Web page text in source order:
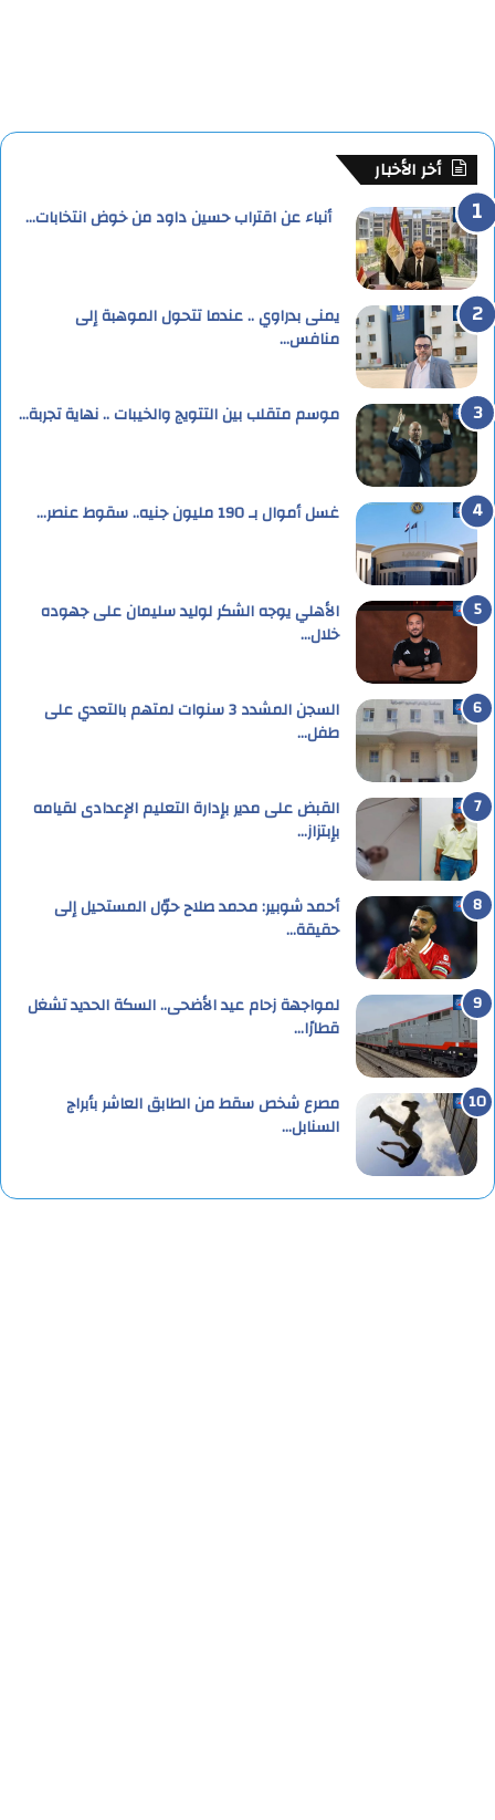
أخر الأخبار
أنباء عن اقتراب حسين داود من خوض انتخابات…
يمنى بدراوي .. عندما تتحول الموهبة إلى
منافس…
موسم متقلب بين التتويج والخيبات .. نهاية تجربة…
غسل أموال بـ 190 مليون جنيه.. سقوط عنصر…
الأهلي يوجه الشكر لوليد سليمان على جهوده
خلال…
السجن المشدد 3 سنوات لمتهم بالتعدي على
طفل…
القبض على مدير بإدارة التعليم الإعدادى لقيامه
بإبتزاز…
أحمد شوبير: محمد صلاح حوّل المستحيل إلى
حقيقة…
لمواجهة زحام عيد الأضحى.. السكة الحديد تشغل
قطارًا…
مصرع شخص سقط من الطابق العاشر بأبراج
السنابل…